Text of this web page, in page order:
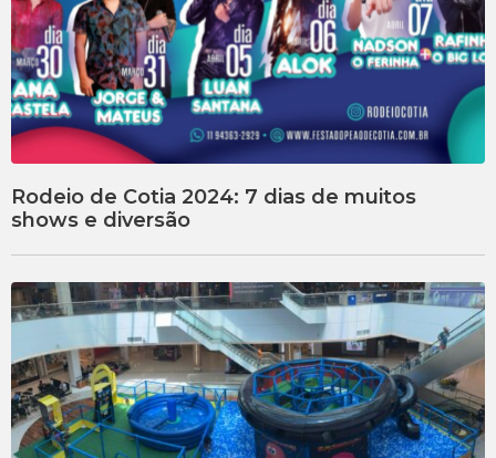
Rodeio de Cotia 2024: 7 dias de muitos
shows e diversão